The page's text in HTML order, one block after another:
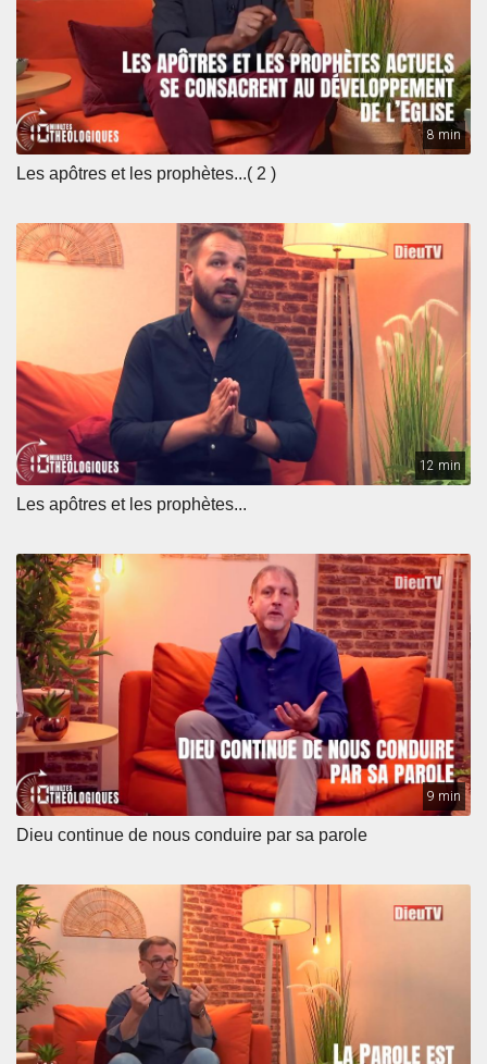
8 min
Les apôtres et les prophètes...( 2 )
12 min
Les apôtres et les prophètes...
9 min
Dieu continue de nous conduire par sa parole